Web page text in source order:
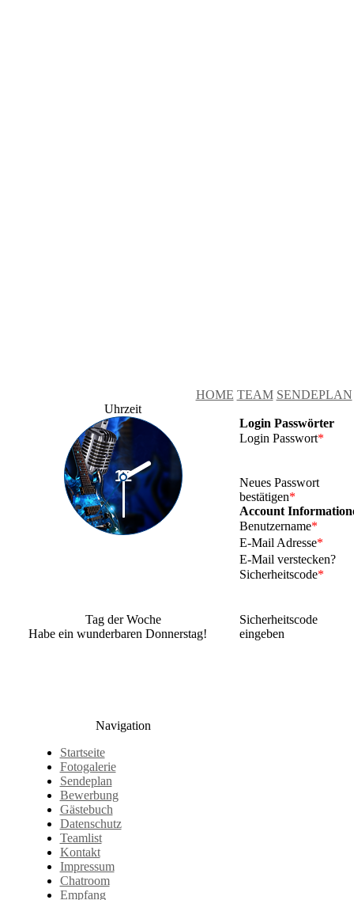
HOME TEAM SENDEPLAN
Uhrzeit
Tag der Woche
Habe ein wunderbaren Donnerstag!
Navigation
Startseite
Fotogalerie
Sendeplan
Bewerbung
Gästebuch
Datenschutz
Teamlist
Kontakt
Impressum
Chatroom
Empfang
Login Passwörter
Login Passwort*
Neues Passwort
bestätigen*
Account
Benutzername*
E-Mail Adresse*
E-Mail verstecken?
Sicherheitscode*
Sicherheitscode
eingeben